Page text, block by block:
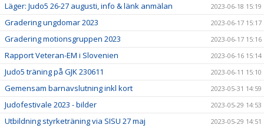
Läger: Judo5 26-27 augusti, info & länk anmälan 2023-06-18 15:19
Gradering ungdomar 2023 2023-06-17 15:17
Gradering motionsgruppen 2023 2023-06-17 15:16
Rapport Veteran-EM i Slovenien 2023-06-16 15:14
Judo5 träning på GJK 230611 2023-06-11 15:10
Gemensam barnavslutning inkl kort 2023-05-31 14:59
Judofestivale 2023 - bilder 2023-05-29 14:53
Utbildning styrketräning via SISU 27 maj 2023-05-29 14:51